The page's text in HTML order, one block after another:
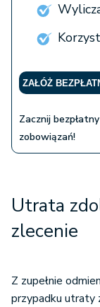
ZAŁÓŻ
Zacznij
zobowiązań!
Utrata
zlecenie
Z zupełnie
przypadku utraty